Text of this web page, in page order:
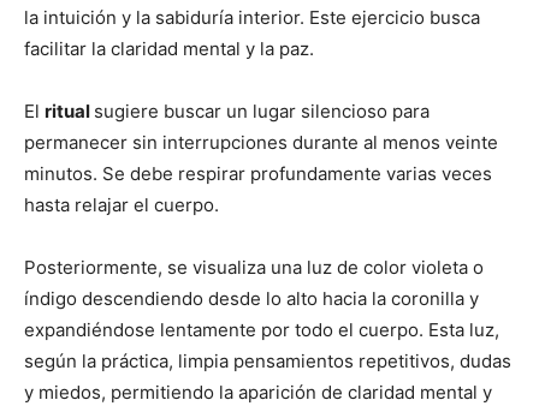
la intuición y la sabiduría interior. Este ejercicio busca
facilitar la claridad mental y la paz.
El ritual sugiere buscar un lugar silencioso para
permanecer sin interrupciones durante al menos veinte
minutos. Se debe respirar profundamente varias veces
hasta relajar el cuerpo.
Posteriormente, se visualiza una luz de color violeta o
índigo descendiendo desde lo alto hacia la coronilla y
expandiéndose lentamente por todo el cuerpo. Esta luz,
según la práctica, limpia pensamientos repetitivos, dudas
y miedos, permitiendo la aparición de claridad mental y